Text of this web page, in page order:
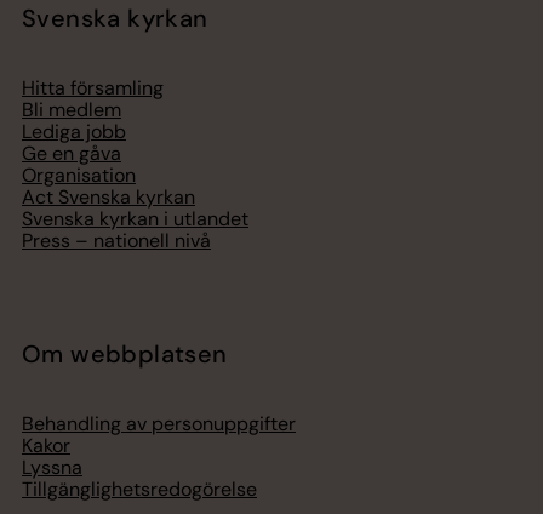
Svenska kyrkan
Hitta församling
Bli medlem
Lediga jobb
Ge en gåva
Organisation
Act Svenska kyrkan
Svenska kyrkan i utlandet
Press – nationell nivå
Om webbplatsen
Behandling av personuppgifter
Kakor
Lyssna
Tillgänglighetsredogörelse